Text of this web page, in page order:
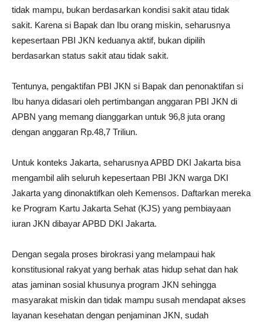
tidak mampu, bukan berdasarkan kondisi sakit atau tidak
sakit. Karena si Bapak dan Ibu orang miskin, seharusnya
kepesertaan PBI JKN keduanya aktif, bukan dipilih
berdasarkan status sakit atau tidak sakit.
Tentunya, pengaktifan PBI JKN si Bapak dan penonaktifan si
Ibu hanya didasari oleh pertimbangan anggaran PBI JKN di
APBN yang memang dianggarkan untuk 96,8 juta orang
dengan anggaran Rp.48,7 Triliun.
Untuk konteks Jakarta, seharusnya APBD DKI Jakarta bisa
mengambil alih seluruh kepesertaan PBI JKN warga DKI
Jakarta yang dinonaktifkan oleh Kemensos. Daftarkan mereka
ke Program Kartu Jakarta Sehat (KJS) yang pembiayaan
iuran JKN dibayar APBD DKI Jakarta.
Dengan segala proses birokrasi yang melampaui hak
konstitusional rakyat yang berhak atas hidup sehat dan hak
atas jaminan sosial khusunya program JKN sehingga
masyarakat miskin dan tidak mampu susah mendapat akses
layanan kesehatan dengan penjaminan JKN, sudah